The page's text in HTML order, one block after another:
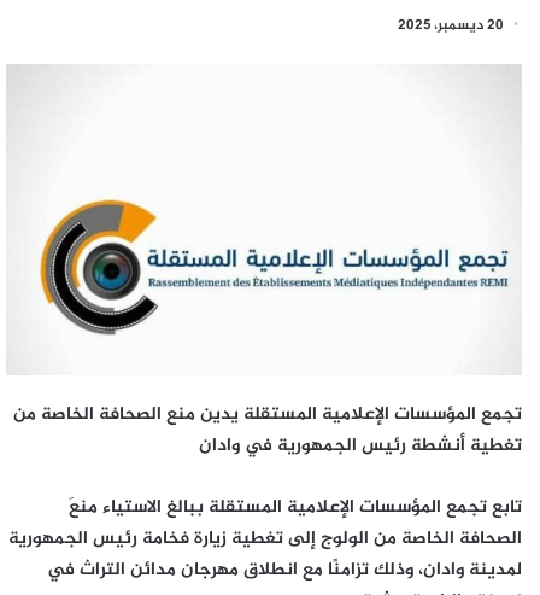
20 ديسمبر، 2025
تجمع المؤسسات الإعلامية المستقلة يدين منع الصحافة الخاصة من
تغطية أنشطة رئيس الجمهورية في وادان
تابع تجمع المؤسسات الإعلامية المستقلة ببالغ الاستياء منعَ
الصحافة الخاصة من الولوج إلى تغطية زيارة فخامة رئيس الجمهورية
لمدينة وادان، وذلك تزامنًا مع انطلاق مهرجان مدائن التراث في